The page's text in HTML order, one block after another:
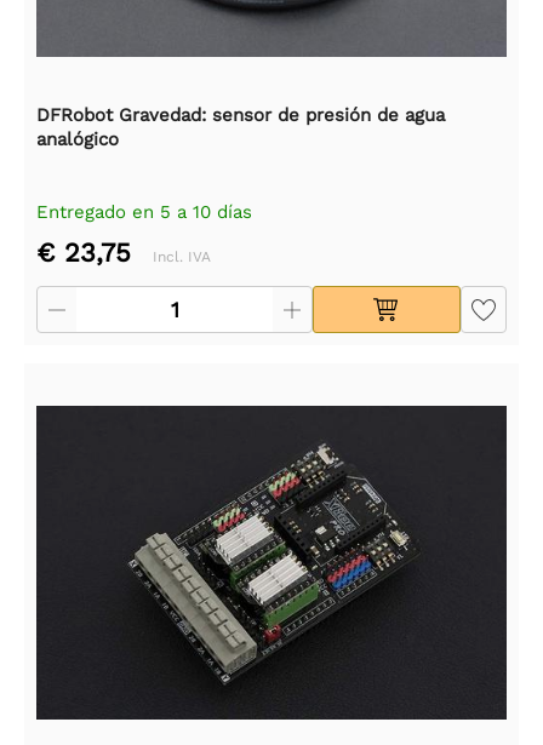
DFRobot Gravedad: sensor de presión de agua
analógico
Entregado en 5 a 10 días
€ 23,75 Incl. IVA